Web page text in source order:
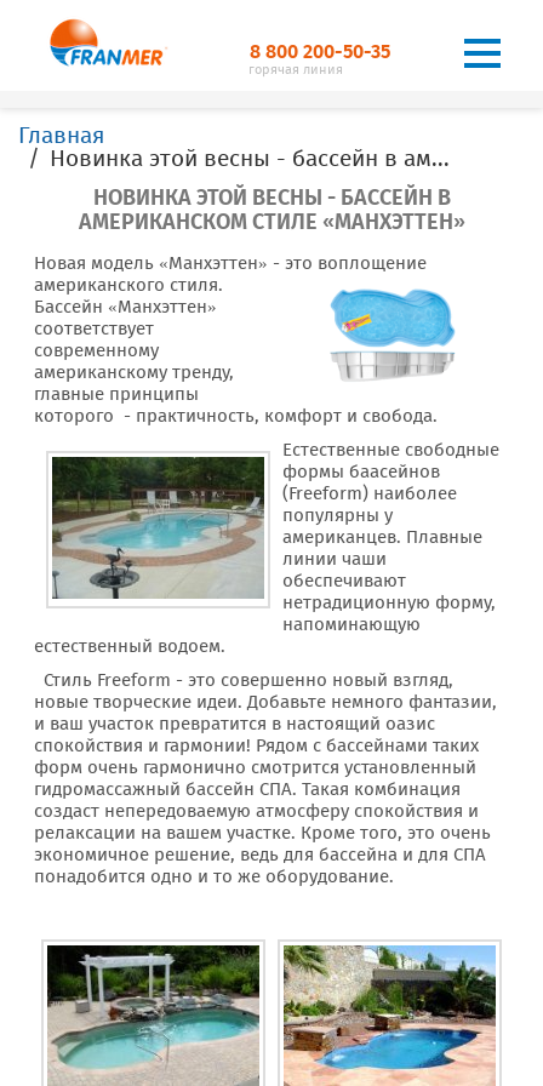
8 800 200-50-35
горячая линия
Главная
Новинка этой весны - бассейн в американском стиле «Манхэттен»
НОВИНКА ЭТОЙ ВЕСНЫ - БАССЕЙН В
АМЕРИКАНСКОМ СТИЛЕ «МАНХЭТТЕН»
Новая модель «Манхэттен» - это воплощение
американского стиля.
Бассейн «Манхэттен»
соответствует
современному
американскому тренду,
главные принципы
которого - практичность, комфорт и свобода.
Естественные свободные
формы баасейнов
(Freeform) наиболее
популярны у
американцев. Плавные
линии чаши
обеспечивают
нетрадиционную форму,
напоминающую
естественный водоем.
Стиль Freeform - это совершенно новый взгляд,
новые творческие идеи. Добавьте немного фантазии,
и ваш участок превратится в настоящий оазис
спокойствия и гармонии! Рядом с бассейнами таких
форм очень гармонично смотрится установленный
гидромассажный бассейн СПА. Такая комбинация
создаст непередоваемую атмосферу спокойствия и
релаксации на вашем участке. Кроме того, это очень
экономичное решение, ведь для бассейна и для СПА
понадобится одно и то же оборудование.